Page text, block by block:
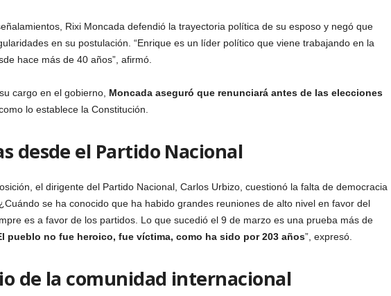
Rixi Moncada defendió la trayectoria política de su esposo y negó que
en su postulación. “Enrique es un líder político que viene trabajando en la
hace más de 40 años”, afirmó.
cargo en el gobierno, Moncada aseguró que renunciará antes de las elecciones
lo establece la Constitución.
desde el Partido Nacional
el dirigente del Partido Nacional, Carlos Urbizo, cuestionó la falta de democracia
se ha conocido que ha habido grandes reuniones de alto nivel en favor del
es a favor de los partidos. Lo que sucedió el 9 de marzo es una prueba más de
pueblo no fue heroico, fue víctima, como ha sido por 203 años”, expresó.
de la comunidad internacional